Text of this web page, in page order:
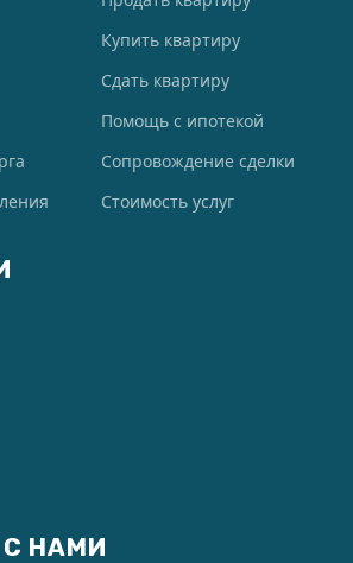
Купить квартиру
Сдать квартиру
Помощь с ипотекой
Сопровождение сделки
Стоимость услуг
НАМИ